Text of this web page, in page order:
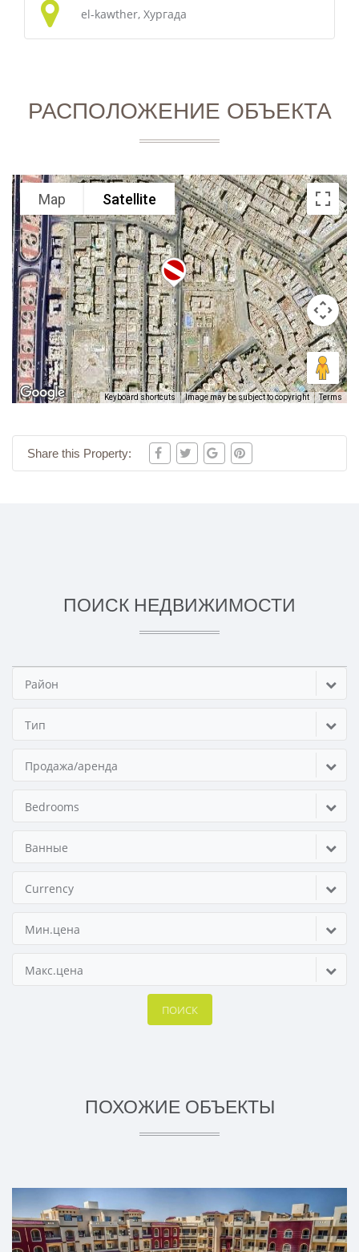
el-kawther, Хургада
РАСПОЛОЖЕНИЕ ОБЪЕКТА
Map Satellite
Keyboard shortcuts Image may be subject to copyright Terms
Share this Property:
ПОИСК НЕДВИЖИМОСТИ
Район
Тип
Продажа/аренда
Bedrooms
Ванные
Currency
Мин.цена
Макс.цена
ПОИСК
ПОХОЖИЕ ОБЪЕКТЫ